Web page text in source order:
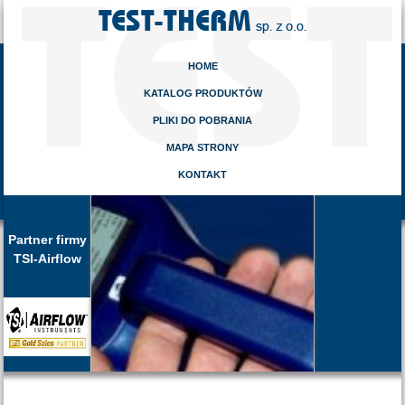
HOME
KATALOG PRODUKTÓW
PLIKI DO POBRANIA
MAPA STRONY
KONTAKT
Partner firmy
TSI-Airflow